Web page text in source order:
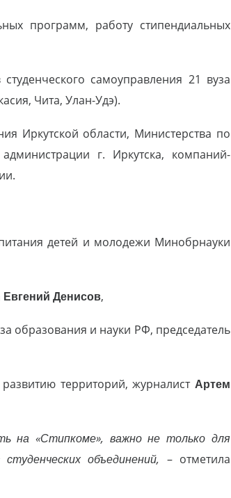
программ, работу стипендиальных
самоуправления 21 вуза
Чита, Улан-Удэ).
Иркутской области, Министерства по
г. Иркутска, компаний-
детей и молодежи Минобрнауки
Евгений Денисов,
образования и науки РФ, председатель
территорий, журналист Артем
на «Стипкоме», важно не только для
объединений, – отметила